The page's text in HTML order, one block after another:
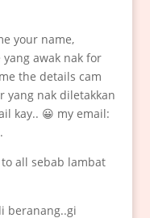
your name,
awak nak for
the details cam
yang nak diletakkan
kay.. 😀 my email:
all sebab lambat
beranang..gi